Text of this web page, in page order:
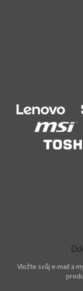
Vložte svůj e-mail a